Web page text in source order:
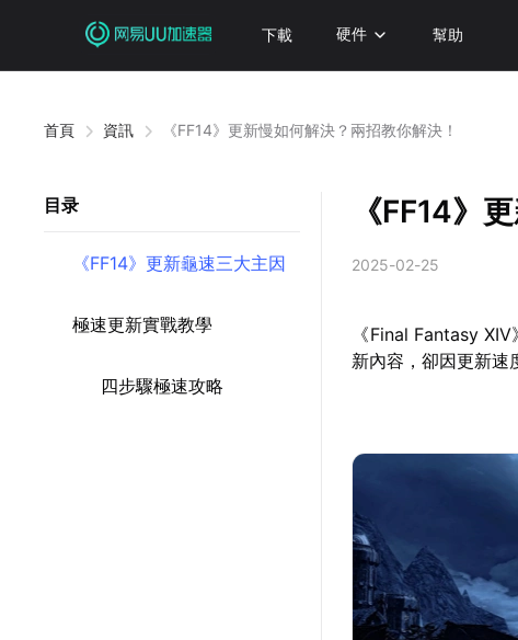
下載 硬件 幫助
首頁 資訊 《FF14》更新慢如何解決？兩招教你解決！
目录
《FF14》更新龜速三大主因
極速更新實戰教學
四步驟極速攻略
《FF14》
2025-02-25
《Final Fantasy
新內容，卻因更新速